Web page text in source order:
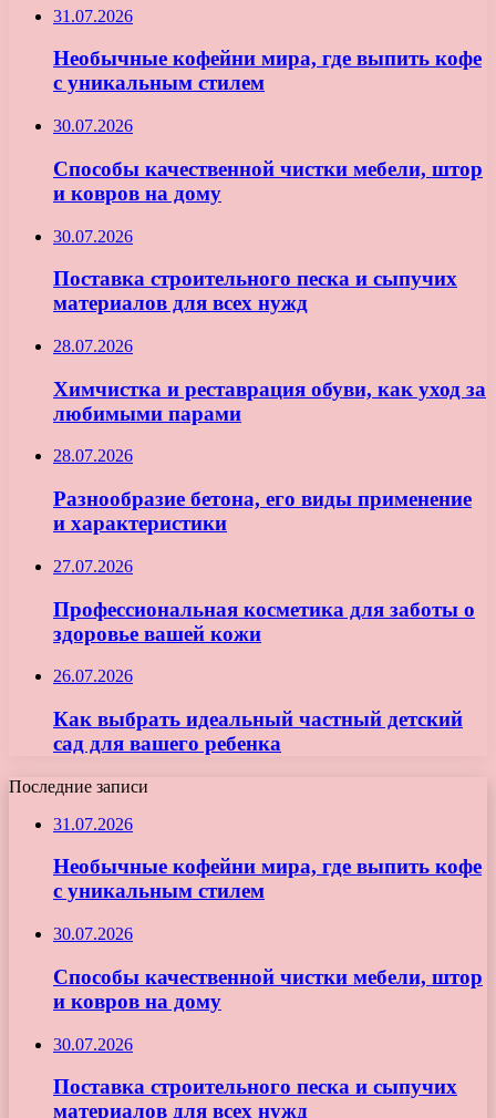
31.07.2026
Необычные кофейни мира, где выпить кофе
с уникальным стилем
30.07.2026
Способы качественной чистки мебели, штор
и ковров на дому
30.07.2026
Поставка строительного песка и сыпучих
материалов для всех нужд
28.07.2026
Химчистка и реставрация обуви, как уход за
любимыми парами
28.07.2026
Разнообразие бетона, его виды применение
и характеристики
27.07.2026
Профессиональная косметика для заботы о
здоровье вашей кожи
26.07.2026
Как выбрать идеальный частный детский
сад для вашего ребенка
Последние записи
31.07.2026
Необычные кофейни мира, где выпить кофе
с уникальным стилем
30.07.2026
Способы качественной чистки мебели, штор
и ковров на дому
30.07.2026
Поставка строительного песка и сыпучих
материалов для всех нужд